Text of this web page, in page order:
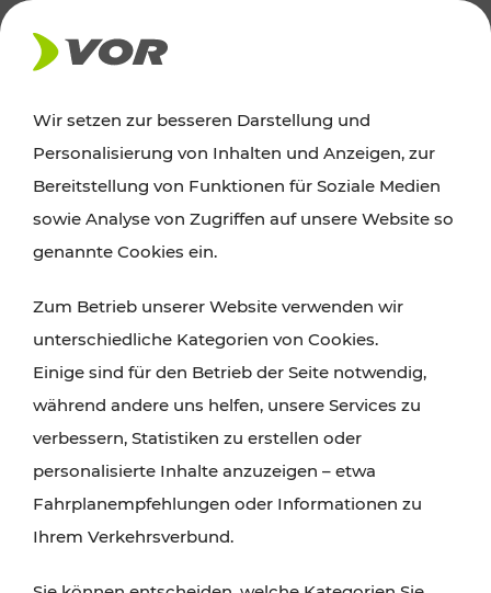
AKTUELLES
News
Alle wichtigen Meldungen zu Fahrplanänderungen,
finden Sie hier im Überblick.
Wir setzen zur besseren Darstellung und
Personalisierung von Inhalten und Anzeigen, zur
Bereitstellung von Funktionen für Soziale Medien
sowie Analyse von Zugriffen auf unsere Website so
genannte Cookies ein.
Zum Betrieb unserer Website verwenden wir
unterschiedliche Kategorien von Cookies.
Einige sind für den Betrieb der Seite notwendig,
während andere uns helfen, unsere Services zu
verbessern, Statistiken zu erstellen oder
personalisierte Inhalte anzuzeigen – etwa
Fahrplanempfehlungen oder Informationen zu
Ihrem Verkehrsverbund.